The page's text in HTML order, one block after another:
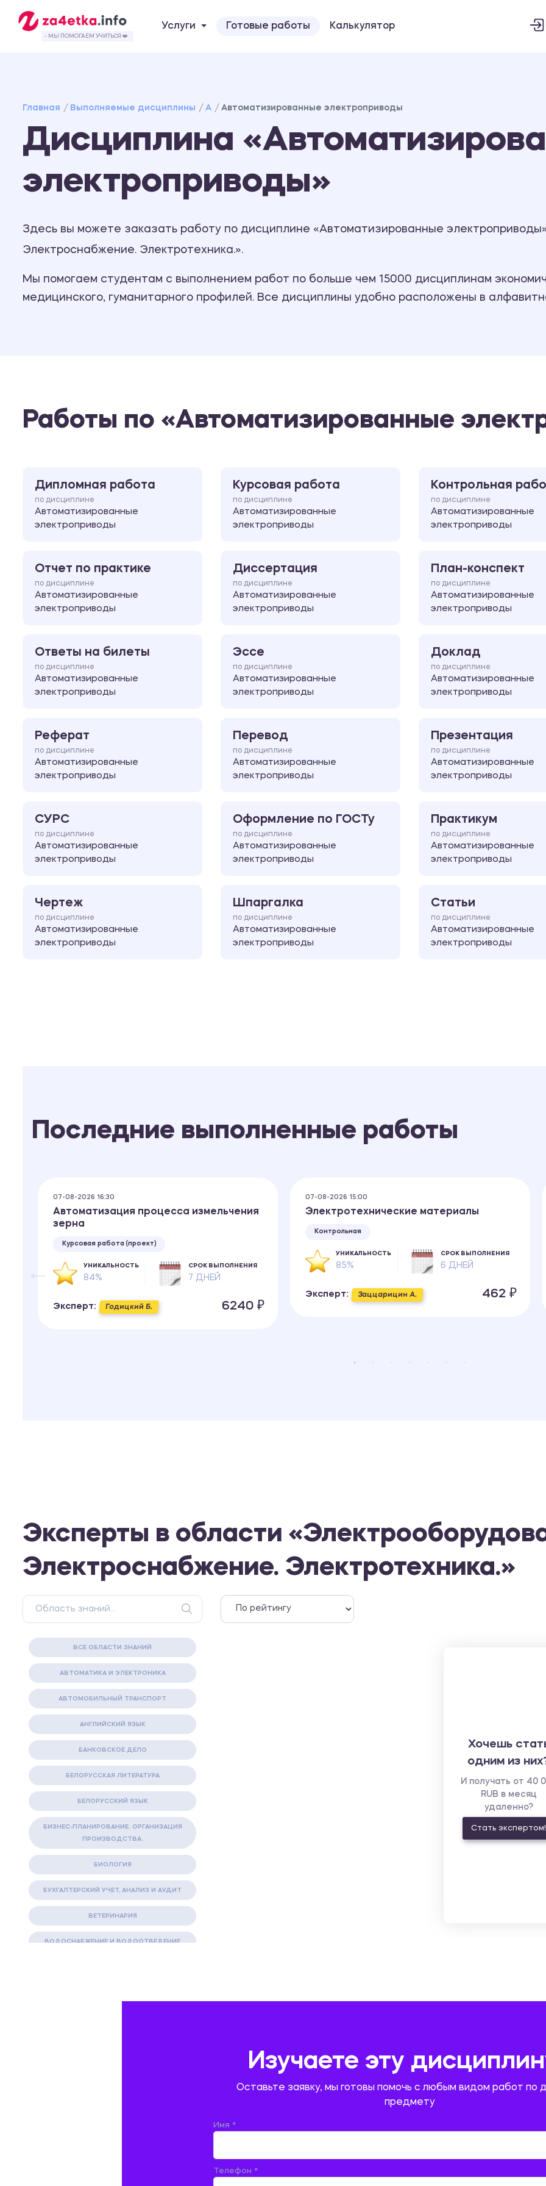
- МЫ ПОМОГАЕМ УЧИТЬСЯ ❤️
Услуги Готовые работы Калькулятор
Главная Выполняемые дисциплины А Автоматизированные электроприводы
Дисциплина
электроприводы»
Здесь вы можете заказать работу по дисциплине «Автоматизированные
Электроснабжение. Электротехника.».
Мы помогаем студентам с выполнением работ по больше чем 15000 дисциплинам
медицинского, гуманитарного профилей. Все дисциплины удобно расположены в
Работы по «Автоматизированные
Дипломная работа
по дисциплине
Автоматизированные
электроприводы
Курсовая работа
по дисциплине
Автоматизированные
электроприводы
Контрольная
по дисциплине
Автоматизированные
электроприводы
Отчет по практике
по дисциплине
Автоматизированные
электроприводы
Диссертация
по дисциплине
Автоматизированные
электроприводы
План-конспект
по дисциплине
Автоматизированные
электроприводы
Ответы на билеты
по дисциплине
Автоматизированные
электроприводы
Эссе
по дисциплине
Автоматизированные
электроприводы
Доклад
по дисциплине
Автоматизированные
электроприводы
Реферат
по дисциплине
Автоматизированные
электроприводы
Перевод
по дисциплине
Автоматизированные
электроприводы
Презентация
по дисциплине
Автоматизированные
электроприводы
СУРС
по дисциплине
Автоматизированные
электроприводы
Оформление по ГОСТу
по дисциплине
Автоматизированные
электроприводы
Практикум
по дисциплине
Автоматизированные
электроприводы
Чертеж
по дисциплине
Автоматизированные
электроприводы
Шпаргалка
по дисциплине
Автоматизированные
электроприводы
Статьи
по дисциплине
Автоматизированные
электроприводы
Последние выполненные работы
07-08-2026 16:30
Автоматизация процесса измельчения
зерна
Курсовая работа (проект)
УНИКАЛЬНОСТЬ
84%
СРОК ВЫПОЛНЕНИЯ
7 ДНЕЙ
Эксперт: Годицкий Б. 6240 ₽
07-08-2026 15:00
Электротехнические материалы
Контрольная
УНИКАЛЬНОСТЬ
85%
СРОК ВЫПОЛНЕНИЯ
6 ДНЕЙ
Эксперт: Заццарицин А. 462 ₽
Эксперты в области
Электроснабжение. Электротехника.»
ВСЕ ОБЛАСТИ ЗНАНИЙ
АВТОМАТИКА И ЭЛЕКТРОНИКА
АВТОМОБИЛЬНЫЙ ТРАНСПОРТ
АНГЛИЙСКИЙ ЯЗЫК
БАНКОВСКОЕ ДЕЛО
БЕЛОРУССКАЯ ЛИТЕРАТУРА
БЕЛОРУССКИЙ ЯЗЫК
БИЗНЕС-ПЛАНИРОВАНИЕ. ОРГАНИЗАЦИЯ
ПРОИЗВОДСТВА.
БИОЛОГИЯ
БУХГАЛТЕРСКИЙ УЧЕТ, АНАЛИЗ И АУДИТ
ВЕТЕРИНАРИЯ
ВОДОСНАБЖЕНИЕ И ВОДООТВЕДЕНИЕ
Хочешь
одним из
И получать от 40
RUB в месяц
удаленно?
Стать экспертом!
Изучаете эту
Оставьте заявку, мы готовы помочь с любым видом работ по
предмету
Имя *
Телефон *